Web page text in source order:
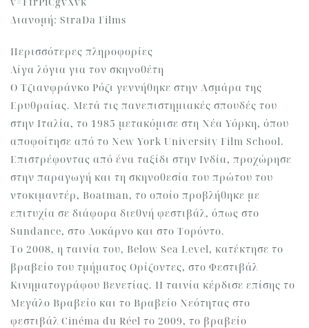
Διανομή: StraDa Films
Περισσότερες πληροφορίες
Λίγα λόγια για τον σκηνοθέτη
Ο Τζιανφράνκο Ρόζι γεννήθηκε στην Ασμάρα της
Ερυθραίας. Μετά τις πανεπιστημιακές σπουδές του
στην Ιταλία, το 1985 μετακόμισε στη Νέα Υόρκη, όπου
αποφοίτησε από το New York University Film School.
Επιστρέφοντας από ένα ταξίδι στην Ινδία, προχώρησε
στην παραγωγή και τη σκηνοθεσία του πρώτου του
ντοκιμαντέρ, Boatman, το οποίο προβλήθηκε με
επιτυχία σε διάφορα διεθνή φεστιβάλ, όπως στο
Sundance, στο Λοκάρνο και στο Τορόντο.
Το 2008, η ταινία του, Below Sea Level, κατέκτησε το
βραβείο του τμήματος Ορίζοντες, στο Φεστιβάλ
Κινηματογράφου Βενετίας. Η ταινία κέρδισε επίσης το
Μεγάλο Βραβείο και το Βραβείο Νεότητας στο
φεστιβάλ Cinéma du Réel το 2009, το βραβείο